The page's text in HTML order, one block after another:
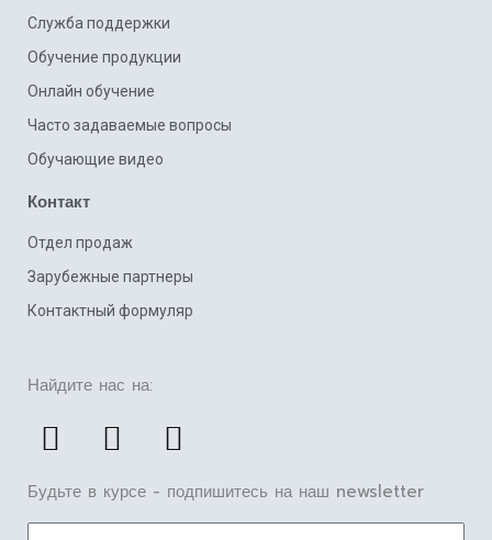
Cлужба поддержки
Обучение продукции
Онлайн обучение
Часто задаваемые вопросы
Обучающие видео
Контакт
Отдел продаж
Зарубежные партнеры
Контактный формуляр
Найдите нас на:
F
c
e
L
n
k
Y
u
t
Будьте в курсе - подпишитесь на наш newsletter